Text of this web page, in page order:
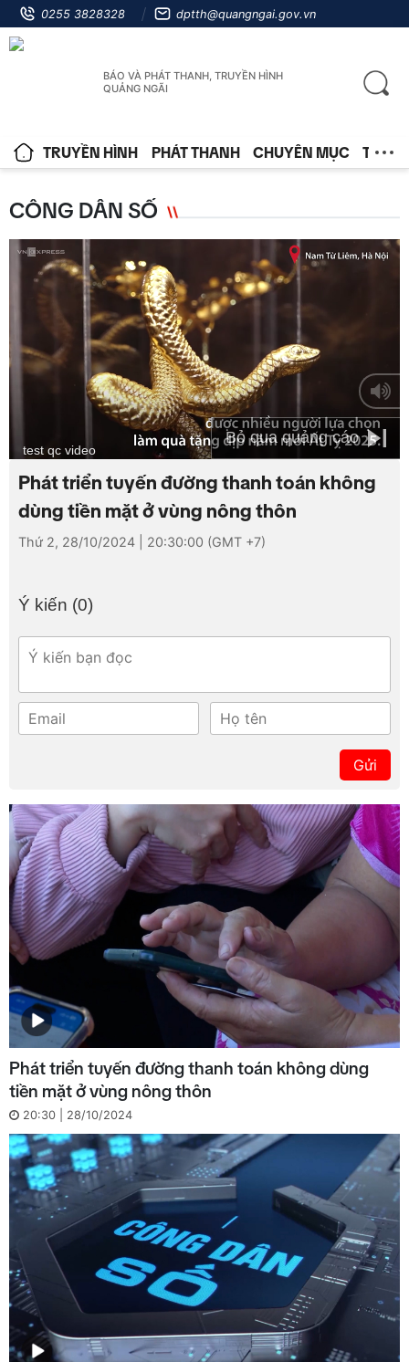
0255 3828328 dptth@quangngai.gov.vn
BÁO VÀ PHÁT THANH, TRUYỀN HÌNH
QUẢNG NGÃI
TRUYỀN HÌNH PHÁT THANH CHUYÊN MỤC TIN
CÔNG DÂN SỐ
Mute Loaded:
26.09%
test qc video
Bỏ qua quảng cáo
Phát triển tuyến đường thanh toán không
dùng tiền mặt ở vùng nông thôn
Thứ 2, 28/10/2024 | 20:30:00 (GMT +7)
Ý kiến (0)
Gửi
Phát triển tuyến đường thanh toán không dùng
tiền mặt ở vùng nông thôn
20:30 | 28/10/2024